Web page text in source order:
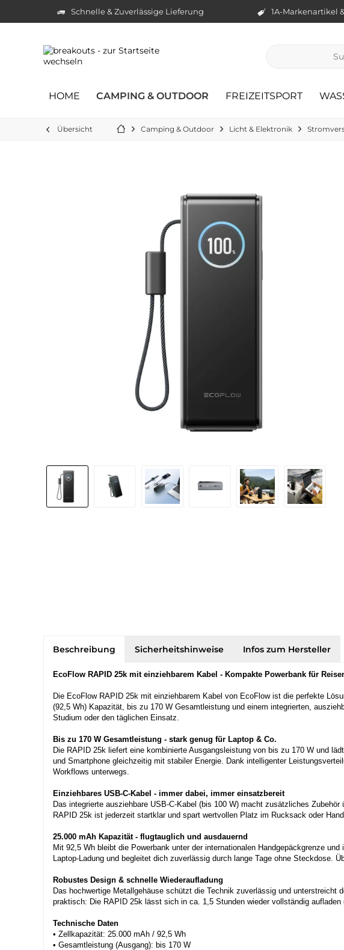
Schnelle & Zuverlässige Lieferung 1A-Markenartikel
HOME CAMPING & OUTDOOR FREIZEITSPORT
Übersicht Camping & Outdoor Licht & Elektronik
Beschreibung Sicherheitshinweise Infos zum Hersteller
EcoFlow RAPID 25k mit einziehbarem Kabel - Kompakte Powerbank für
Die EcoFlow RAPID 25k mit einziehbarem Kabel von EcoFlow ist die perfekte
(92,5 Wh) Kapazität, bis zu 170 W Gesamtleistung und einem integrierten,
Studium oder den täglichen Einsatz.
Bis zu 170 W Gesamtleistung - stark genug für Laptop & Co.
Die RAPID 25k liefert eine kombinierte Ausgangsleistung von bis zu 170 W und
und Smartphone gleichzeitig mit stabiler Energie. Dank intelligenter
Workflows unterwegs.
Einziehbares USB-C-Kabel - immer dabei, immer einsatzbereit
Das integrierte ausziehbare USB-C-Kabel (bis 100 W) macht zusätzliches
RAPID 25k ist jederzeit startklar und spart wertvollen Platz im Rucksack oder
25.000 mAh Kapazität - flugtauglich und ausdauernd
Mit 92,5 Wh bleibt die Powerbank unter der internationalen Handgepäckgrenze
Laptop-Ladung und begleitet dich zuverlässig durch lange Tage ohne Steckdose.
Robustes Design & schnelle Wiederaufladung
Das hochwertige Metallgehäuse schützt die Technik zuverlässig und
praktisch: Die RAPID 25k lässt sich in ca. 1,5 Stunden wieder vollständig
Technische Daten
• Zellkapazität: 25.000 mAh / 92,5 Wh
• Gesamtleistung (Ausgang): bis 170 W